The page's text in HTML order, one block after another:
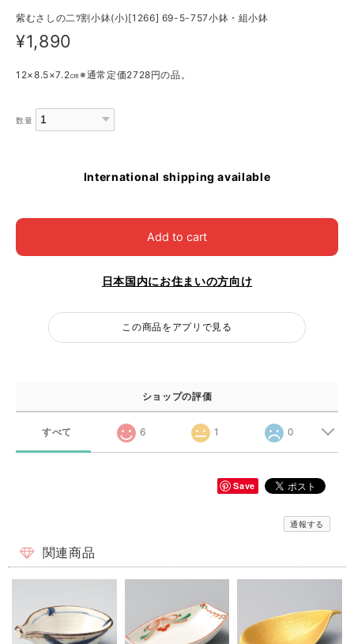
紫むさしの二ﾂ割小鉢(小)[1266] 69-5-757小鉢・組小鉢
¥1,890
12×8.5×7.2㎝※通常定価2728円の品。
数量
International shipping available
Add to cart
日本国内にお住まいの方向け
この商品をアプリで見る
ショップの評価
すべて 6 1 0
Save
通報する
関連商品